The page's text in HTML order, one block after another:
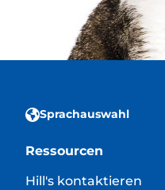
Sprachauswahl
Ressourcen
Hill's kontaktieren